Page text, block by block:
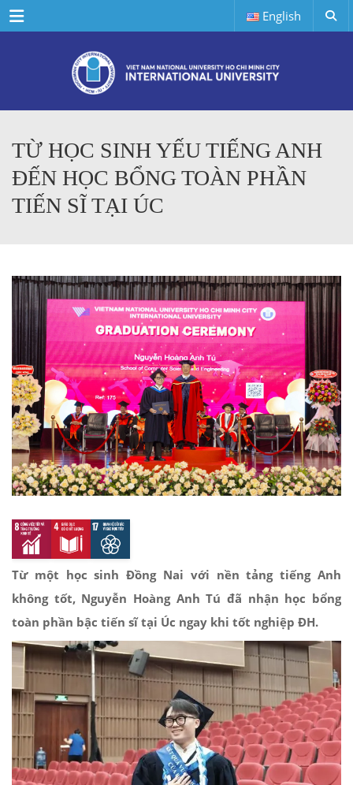
Menu English
TỪ HỌC SINH YẾU TIẾNG ANH
ĐẾN HỌC BỔNG TOÀN PHẦN
TIẾN SĨ TẠI ÚC
Từ một học sinh Đồng Nai với nền tảng tiếng Anh
không tốt, Nguyễn Hoàng Anh Tú đã nhận học bổng
toàn phần bậc tiến sĩ tại Úc ngay khi tốt nghiệp ĐH.